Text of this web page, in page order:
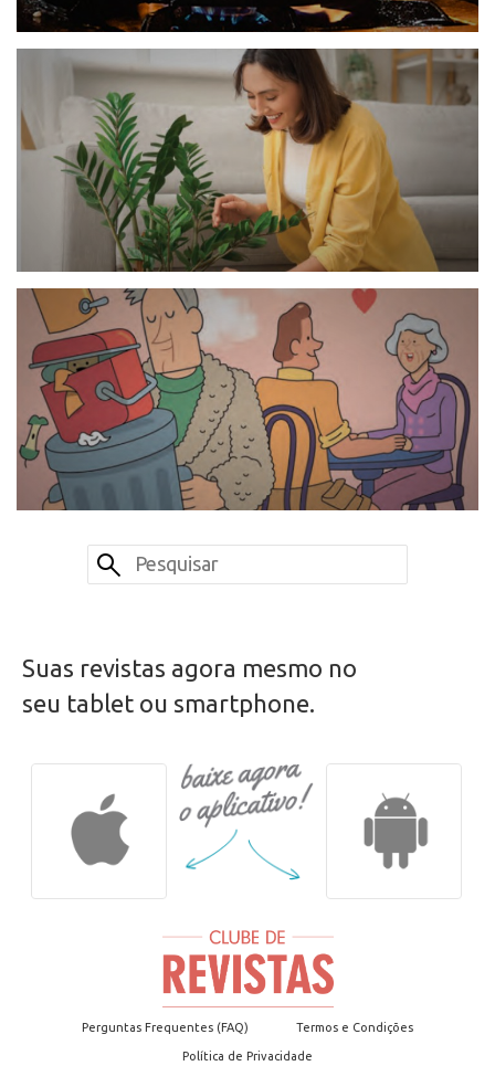
Entre a feira e o prato
CANTINHO DO CHEF | 76 | Junho 2026
Um tempo para as plantas
SELEÇÕES | | Maio 2026
QUAL TIPO DE HOMEM PARA AS MAIS VELHAS?
Suas revistas agora mesmo no
seu tablet ou smartphone.
Perguntas Frequentes (FAQ) Termos e Condições
Política de Privacidade